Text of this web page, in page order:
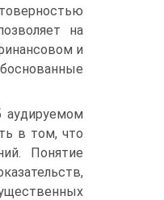
на
и
аудируемом
в том, что
Понятие